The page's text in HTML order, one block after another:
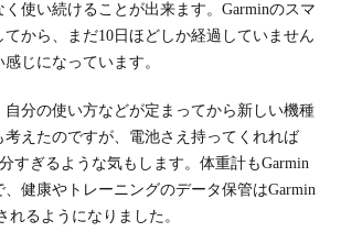
使い続けることが出来ます。Garminのスマ
から、まだ10日ほどしか経過していません
じになっています。
自分の使い方などが定まってから新しい機種
考えたのですが、電池さえ持ってくれれば
すぎるような気もします。体重計もGarmin
健康やトレーニングのデータ保管はGarmin
れるようになりました。